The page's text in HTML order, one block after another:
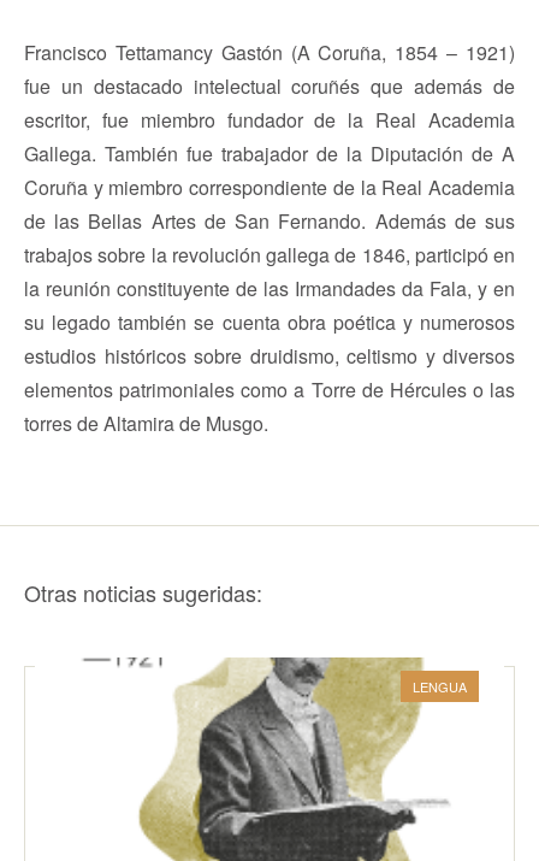
Francisco Tettamancy Gastón (A Coruña, 1854 – 1921)
fue un destacado intelectual coruñés que además de
escritor, fue miembro fundador de la Real Academia
Gallega. También fue trabajador de la Diputación de A
Coruña y miembro correspondiente de la Real Academia
de las Bellas Artes de San Fernando. Además de sus
trabajos sobre la revolución gallega de 1846, participó en
la reunión constituyente de las Irmandades da Fala, y en
su legado también se cuenta obra poética y numerosos
estudios históricos sobre druidismo, celtismo y diversos
elementos patrimoniales como a Torre de Hércules o las
torres de Altamira de Musgo.
Otras noticias sugeridas:
LENGUA